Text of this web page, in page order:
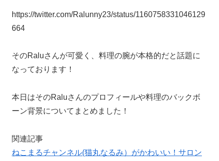
https://twitter.com/Ralunny23/status/1160758331046129
664
そのRaluさんが可愛く、料理の腕が本格的だと話題に
なっております！
本日はそのRaluさんのプロフィールや料理のバックボ
ーン背景についてまとめました！
関連記事
ねこまるチャンネル(猫丸なるみ）がかわいい！サロン